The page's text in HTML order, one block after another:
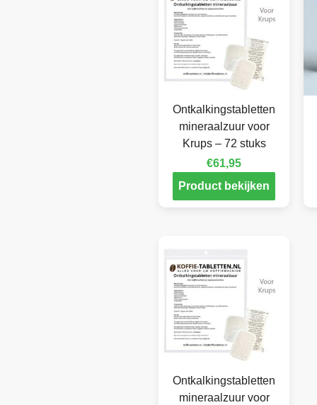
Ontkalkingstabletten
mineraalzuur voor
Krups – 72 stuks
€61,95
Product bekijken
Ontkalkingstabletten
mineraalzuur voor